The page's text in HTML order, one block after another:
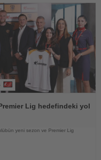
Lig hedefindeki yol
yeni sezon ve Premier Lig